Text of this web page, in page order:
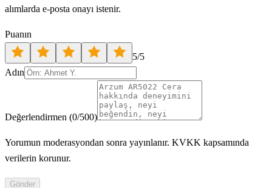
alımlarda e-posta onayı istenir.
Puanın
5/5
Adın
Değerlendirmen (0/500)
Yorumun moderasyondan sonra yayınlanır. KVKK kapsamında
verilerin korunur.
Gönder